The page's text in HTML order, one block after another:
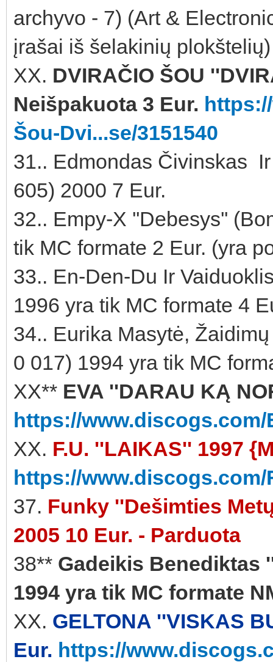
archyvo - 7) (Art &
įrašai iš šelakinių
XX. DVIRAČIO ŠOU
Neišpakuota 3 Eur.
Šou-Dvi...se/3151540
31.. Edmondas Čivinskas
605) 2000 7 Eur.
32.. Empy-X ''Debesys''
tik MC formate 2 Eur. (yra
33.. En-Den-Du Ir
1996 yra tik MC formate 4
34.. Eurika Masytė,
0 017) 1994 yra tik MC
XX** EVA ''DARAU KĄ
https://www.discogs.com/
XX. F.U. ''LAIKAS'' 1997
https://www.discogs.com/
37. Funky ''Dešimties
2005 10 Eur. - Parduota
38** Gadeikis Benediktas
1994 yra tik MC formate
XX. GELTONA ''VISKAS
Eur. https://